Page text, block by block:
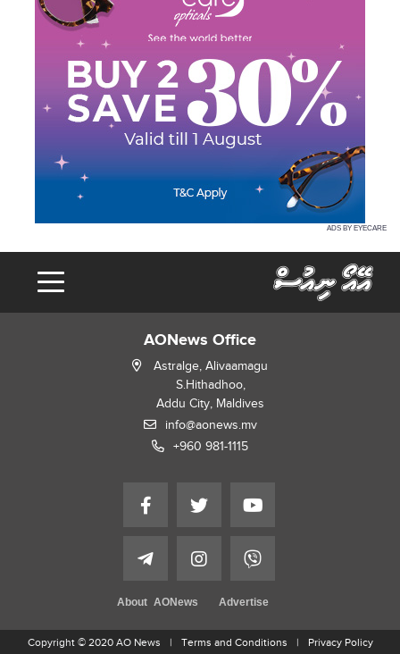
ADS BY EYECARE
AONews Office
Astralge, Alivaamagu
S.Hithadhoo,
Addu City, Maldives
info@aonews.mv
+960 981-1115
About AONews Advertise
Copyright © 2020 AO News Terms and Conditions Privacy Policy